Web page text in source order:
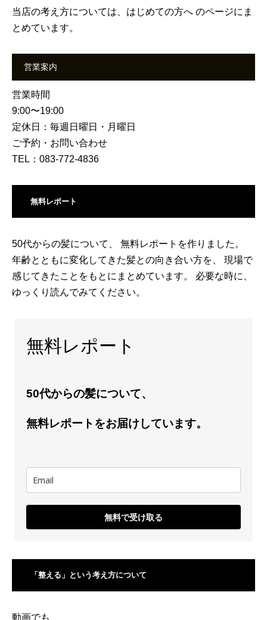
当店の考え方については、 はじめての方へ のページにま
とめています。
営業案内
営業時間
9:00〜19:00
定休日：毎週日曜日・月曜日
ご予約・お問い合わせ
TEL：083-772-4836
無料レポート
50代からの髪について、 無料レポートを作りました。
年齢とともに変化してきた髪との向き合い方を、 現場で
感じてきたことをもとにまとめています。 必要な時に、
ゆっくり読んでみてください。
無料レポート
50代からの髪について、
無料レポートをお届けしています。
無料で受け取る
「整える」という考え方について
動画でも、